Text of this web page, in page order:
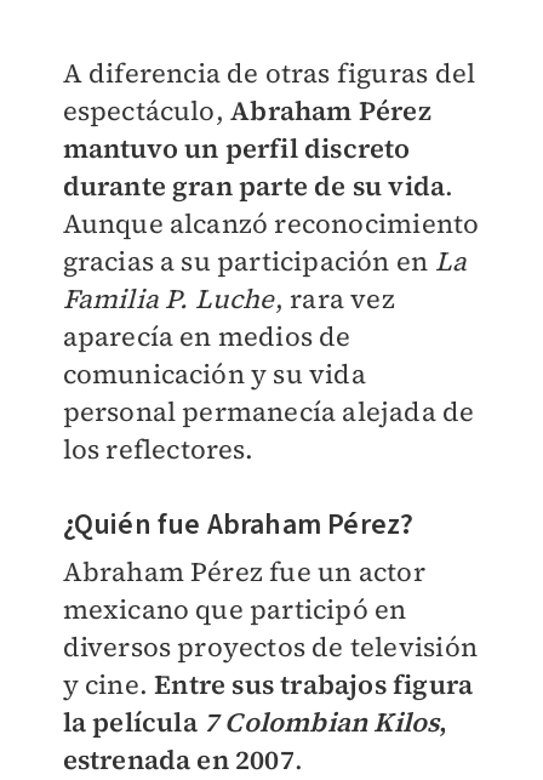
A diferencia de otras figuras del
espectáculo,Abraham Pérez
mantuvo un perfil discreto
durante gran parte de su vida.
Aunque alcanzó reconocimiento
gracias a su participación en La
Familia P. Luche, rara vez
aparecía en medios de
comunicación y su vida
personal permanecía alejada de
los reflectores.
¿Quién fue Abraham Pérez?
Abraham Pérez fue un actor
mexicano que participó en
diversos proyectos de televisión
y cine.Entre sus trabajos figura
la película7 Colombian Kilos,
estrenada en 2007.